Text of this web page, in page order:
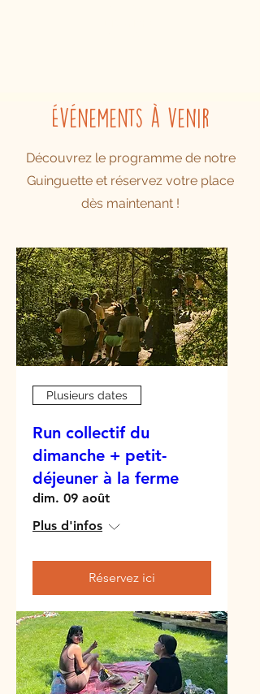
Événements à venir
Découvrez le programme de notre
Guinguette et réservez votre place
dès maintenant !
Plusieurs dates
Run collectif du
dimanche + petit-
déjeuner à la ferme
dim. 09 août
Plus d'infos
Réservez ici